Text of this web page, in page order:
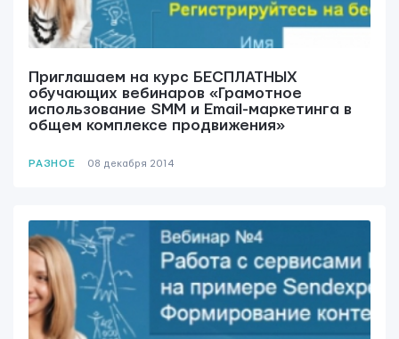
Приглашаем на курс БЕСПЛАТНЫХ
обучающих вебинаров «Грамотное
использование SMM и Email-маркетинга в
общем комплексе продвижения»
РАЗНОЕ 08 декабря 2014
Мы вам ответим в течении24 часов.